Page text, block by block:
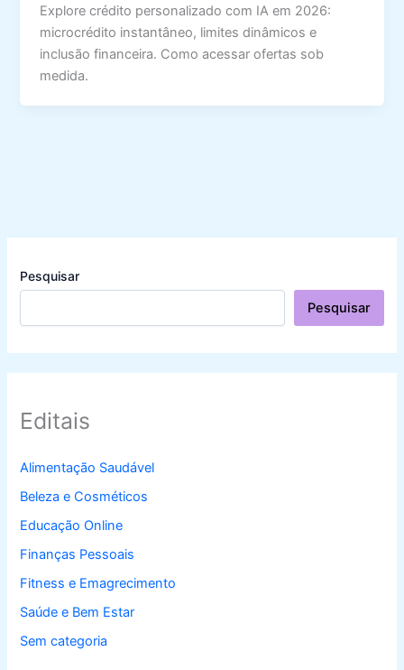
Explore crédito personalizado com IA em 2026:
microcrédito instantâneo, limites dinâmicos e
inclusão financeira. Como acessar ofertas sob
medida.
Pesquisar
Pesquisar
Editais
Alimentação Saudável
Beleza e Cosméticos
Educação Online
Finanças Pessoais
Fitness e Emagrecimento
Saúde e Bem Estar
Sem categoria